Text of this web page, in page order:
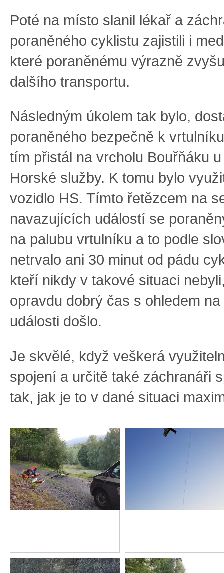
Poté na místo slanil lékař a
poraněného cyklistu zajistili i
které poraněnému výrazně
dalšího transportu.
Následným úkolem tak bylo,
poraněného bezpečně k
tím přistál na vrcholu Bouřňáku
Horské služby. K tomu bylo
vozidlo HS. Tímto řetězcem na
navazujících událostí se
na palubu vrtulníku a to podle
netrvalo ani 30 minut od pádu
kteří nikdy v takové situaci
opravdu dobrý čas s ohledem
události došlo.
Je skvělé, když veškerá
spojení a určitě také záchranáři
tak, jak je to v dané situaci